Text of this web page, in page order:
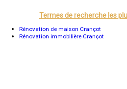
Dole
Mont-de-Marsan
Termes de recherche les
Rénovation de maison Crançot
Rénovation immobilière Crançot